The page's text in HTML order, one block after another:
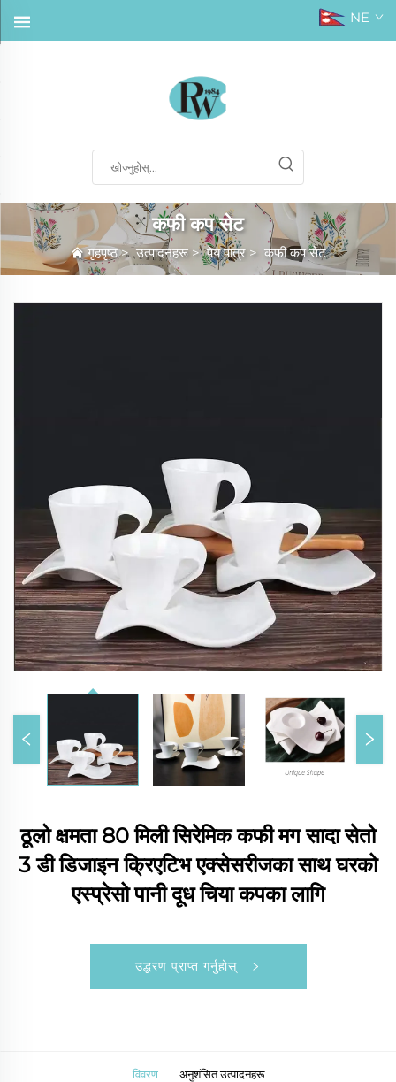
NE
कफी कप सेट
गृहपृष्ठ>उत्पादनहरू>पेय पात्र> कफी कप सेट
ठूलो क्षमता 80 मिली सिरेमिक कफी मग सादा सेतो
3 डी डिजाइन क्रिएटिभ एक्सेसरीजका साथ घरको
एस्प्रेसो पानी दूध चिया कपका लागि
उद्धरण प्राप्त गर्नुहोस्
विवरण अनुशंसित उत्पादनहरू